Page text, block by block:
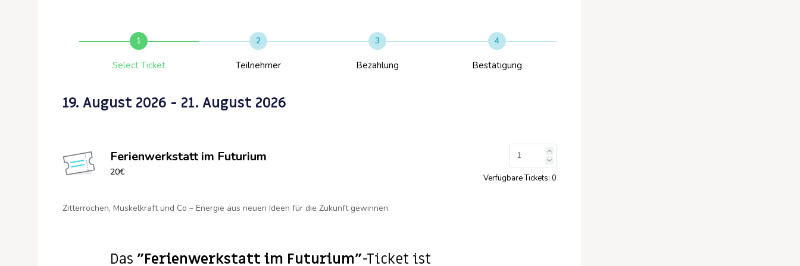
Bei nicht rechtzeitiger Stornierung der Ferienwerkstatt
1
Select Ticket
2
Teilnehmer
3
Bezahlung
4
Bestätigung
19. August 2026 - 21. August 2026
Ferienwerkstatt im Futurium
20€
Verfügbare Tickets: 0
Zitterrochen, Muskelkraft und Co – Energie aus neuen Ideen für die Zukunft gewinnen.
Das "Ferienwerkstatt im Futurium"-Ticket ist